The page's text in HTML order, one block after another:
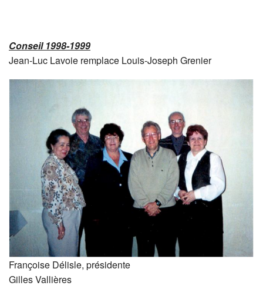
Conseil 1998-1999
Jean-Luc Lavoie remplace Louis-Joseph Grenier
Françoise Délisle, présidente
Gilles Vallières